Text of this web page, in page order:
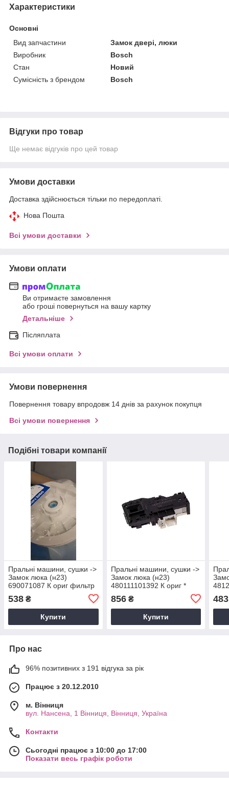
Характеристики
Основні
Вид запчастини
Замок двері, люки
Виробник
Bosch
Стан
Новий
Сумісність з брендом
Bosch
Відгуки про товар
Ще немає відгуків про цей товар
Умови доставки
Доставка здійснюється тільки по передоплаті.
Нова Пошта
Всі умови доставки
Умови оплати
Ви отримаєте замовлення
або гроші повернуться на вашу картку
Детальніше
Післяплата
Всі умови оплати
Умови повернення
Повернення товару впродовж 14 днів за рахунок покупця
Всі умови повернення
Подібні товари компанії
Пральні машини, сушки ->
Замок люка (н23)
690071087 К ориг фильтр
538 ₴
Купити
Пральні машини, сушки ->
Замок люка (н23)
480111101392 К ориг *
856₴
Купити
483
Про нас
96% позитивних з 191 відгука за рік
Працює з 20.12.2010
м. Вінниця
вул. Нансена, 1 Вінниця, Вінниця, Україна
Контакти
Сьогодні працює з 10:00 до 17:00
Показати весь графік роботи